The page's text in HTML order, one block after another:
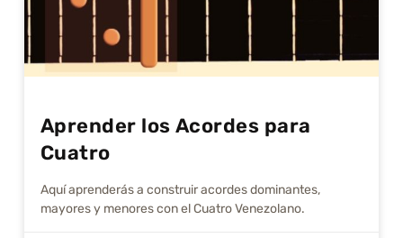
Aprender los Acordes para
Cuatro
Aquí aprenderás a construir acordes dominantes,
mayores y menores con el Cuatro Venezolano.